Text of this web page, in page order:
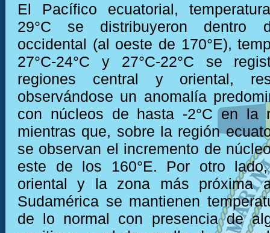
El Pacífico ecuatorial,
29°C se distribuyeron dentro
occidental (al oeste de 170°E),
27°C-24°C y 27°C-22°C se
regiones central y oriental,
observándose un anomalía
con núcleos de hasta -2°C en la
mientras que, sobre la región
se observan el incremento de
este de los 160°E. Por otro
oriental y la zona más próxima
Sudamérica se mantienen
de lo normal con presencia de